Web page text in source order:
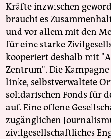
Kräfte inzwischen
braucht es
und vor allem mit den
für eine starke
kooperiert deshalb mit
Zentrum". Die
linke, selbstverwaltete
solidarischen Fonds für
auf. Eine offene
zugänglichen
zivilgesellschaftliches